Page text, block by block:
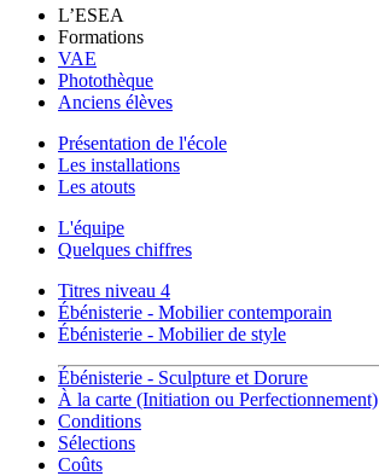
L’ESEA
Formations
VAE
Photothèque
Anciens élèves
Présentation de l'école
Les installations
Les atouts
L'équipe
Quelques chiffres
Titres niveau 4
Ébénisterie - Mobilier contemporain
Ébénisterie - Mobilier de style
Ébénisterie - Sculpture et Dorure
À la carte (Initiation ou Perfectionnement)
Conditions
Sélections
Coûts